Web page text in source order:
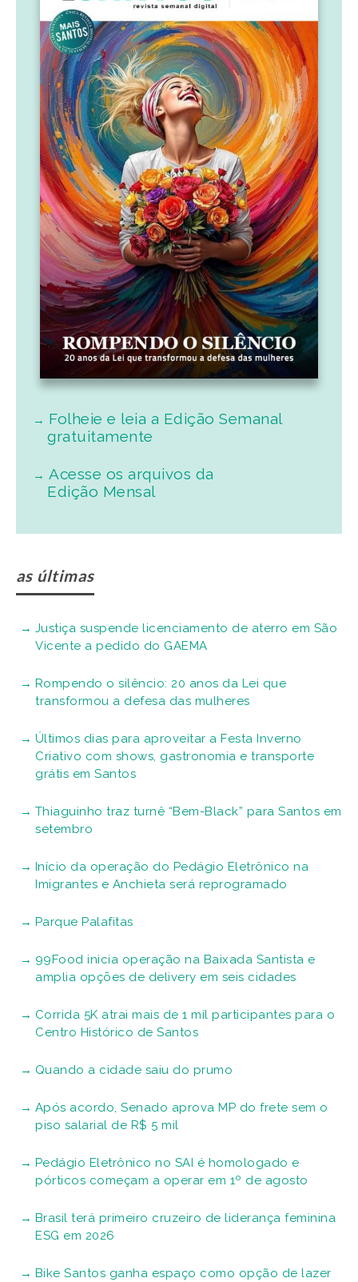
Folheie e leia a Edição Semanal
gratuitamente
Acesse os arquivos da
Edição Mensal
as últimas
Justiça suspende licenciamento de aterro em São
Vicente a pedido do GAEMA
Rompendo o silêncio: 20 anos da Lei que
transformou a defesa das mulheres
Últimos dias para aproveitar a Festa Inverno
Criativo com shows, gastronomia e transporte
grátis em Santos
Thiaguinho traz turnê “Bem-Black” para Santos em
setembro
Início da operação do Pedágio Eletrônico na
Imigrantes e Anchieta será reprogramado
Parque Palafitas
99Food inicia operação na Baixada Santista e
amplia opções de delivery em seis cidades
Corrida 5K atrai mais de 1 mil participantes para o
Centro Histórico de Santos
Quando a cidade saiu do prumo
Após acordo, Senado aprova MP do frete sem o
piso salarial de R$ 5 mil
Pedágio Eletrônico no SAI é homologado e
pórticos começam a operar em 1º de agosto
Brasil terá primeiro cruzeiro de liderança feminina
ESG em 2026
Bike Santos ganha espaço como opção de lazer